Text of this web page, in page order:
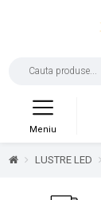
Meniu
LUSTRE LED